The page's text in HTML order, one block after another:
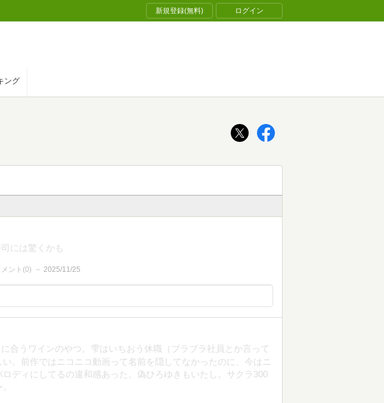
新規登録(無料) ログイン
ング
には驚くかも
メント(0) 2025/11/25
に合うワインのやつ。雫はいちおう休職（ブラブラ社員とか言って
い。前作ではニコニコ動画って名前を隠してなかったのに、今はニ
ディにしてるの違和感あった。偽ひろゆきもいたし。サクラ300